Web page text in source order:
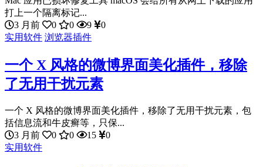
打上一个隔离标记...
3 月前
0 0 9
0
实用软件 浏览器插件
一个 X 风格的微博界面美化插件，移除
了无用干扰元素
一个 X 风格的微博界面美化插件，移除了无用干扰元素，包
括信息流和牛皮癣等，只保...
3 月前
0 0 15
0
实用软件